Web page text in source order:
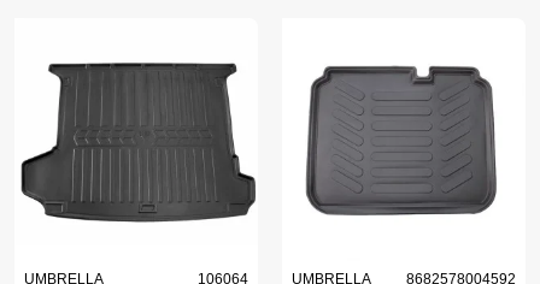
UMBRELLA 106064 UMBRELLA 8682578004592